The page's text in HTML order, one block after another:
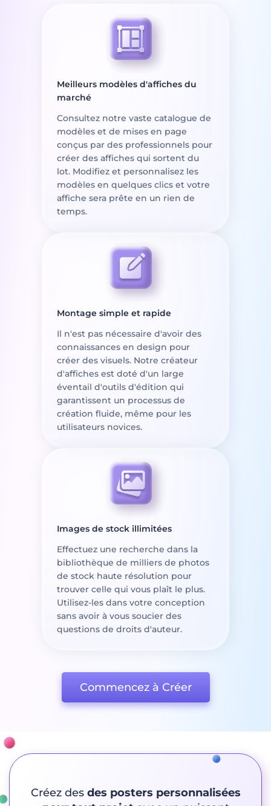
Meilleurs modèles d'affiches du
marché
Consultez notre vaste catalogue de
modèles et de mises en page
conçus par des professionnels pour
créer des affiches qui sortent du
lot. Modifiez et personnalisez les
modèles en quelques clics et votre
affiche sera prête en un rien de
temps.
Montage simple et rapide
Il n'est pas nécessaire d'avoir des
connaissances en design pour
créer des visuels. Notre créateur
d'affiches est doté d'un large
éventail d'outils d'édition qui
garantissent un processus de
création fluide, même pour les
utilisateurs novices.
Images de stock illimitées
Effectuez une recherche dans la
bibliothèque de milliers de photos
de stock haute résolution pour
trouver celle qui vous plaît le plus.
Utilisez-les dans votre conception
sans avoir à vous soucier des
questions de droits d'auteur.
Commencez à Créer
Créez des des posters personnalisées